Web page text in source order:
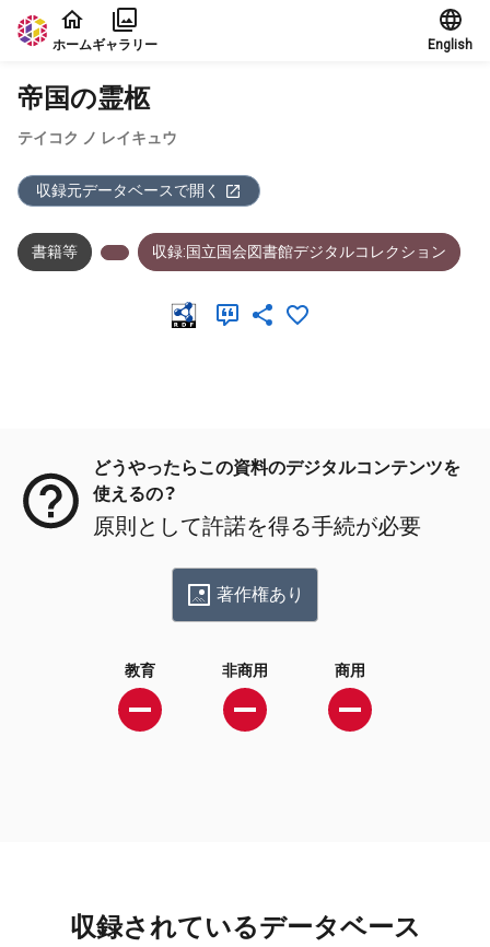
本文に飛ぶ
ホームギャラリー English
帝国の霊柩
テイコク ノ レイキュウ
収録元データベースで開く
書籍等 収録:国立国会図書館デジタルコレクション
どうやったらこの資料のデジタルコンテンツを
使えるの？
原則として許諾を得る手続が必要
著作権あり
教育 非商用 商用
収録されているデータベース